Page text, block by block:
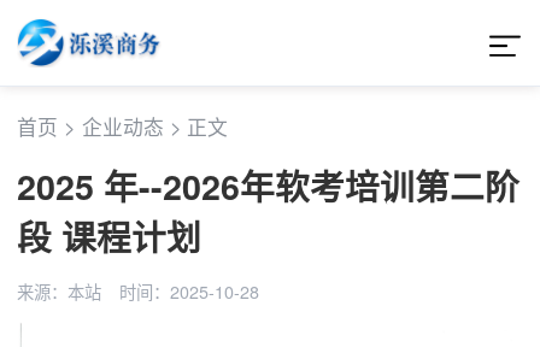
首页 > 企业动态 > 正文
2025 年--2026年软考培训第二阶
段 课程计划
来源：本站 时间：2025-10-28